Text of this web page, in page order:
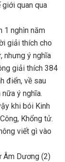
quan qua
1 nghìn năm
giải thích cho
nhưng ý nghĩa
giải thích 384
điển, về sau
ý nghĩa.
khi bói Kinh
Khổng tử.
viết gì vào
Âm Dương (2)